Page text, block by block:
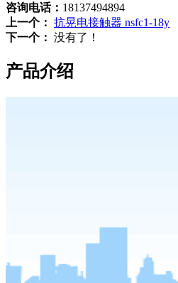
咨询电话： 18137494894
上一个： 抗晃电接触器 nsfc1-18y
下一个： 没有了！
产品介绍